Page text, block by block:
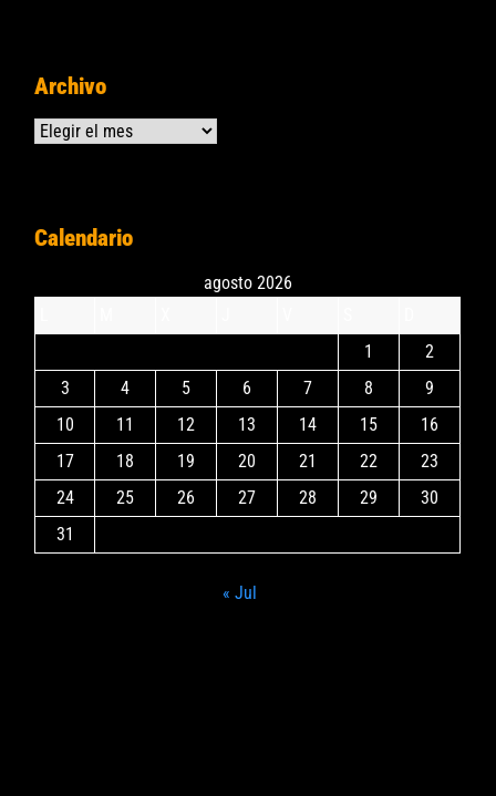
Archivo
Archivos
Calendario
agosto 2026
1
2
3
4 5 6 7 8
9
10
11 12 13 14 15
16
17
18 19 20 21 22
23
24
25 26 27 28 29
30
31
« Jul